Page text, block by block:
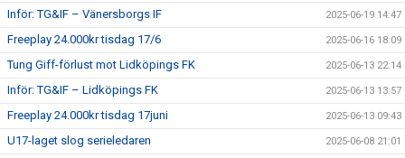
Inför: TG&IF – Vänersborgs IF 2025-06-19 14:47
Freeplay 24.000kr tisdag 17/6 2025-06-16 18:09
Tung Giff-förlust mot Lidköpings FK 2025-06-13 22:14
Inför: TG&IF – Lidköpings FK 2025-06-13 13:57
Freeplay 24.000kr tisdag 17juni 2025-06-13 09:43
U17-laget slog serieledaren 2025-06-08 21:01